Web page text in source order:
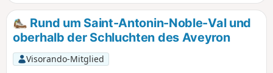
Schluchten des Aveyron.
Rund um Saint-Antonin-Noble-Val und
oberhalb der Schluchten des Aveyron
Visorando-Mitglied